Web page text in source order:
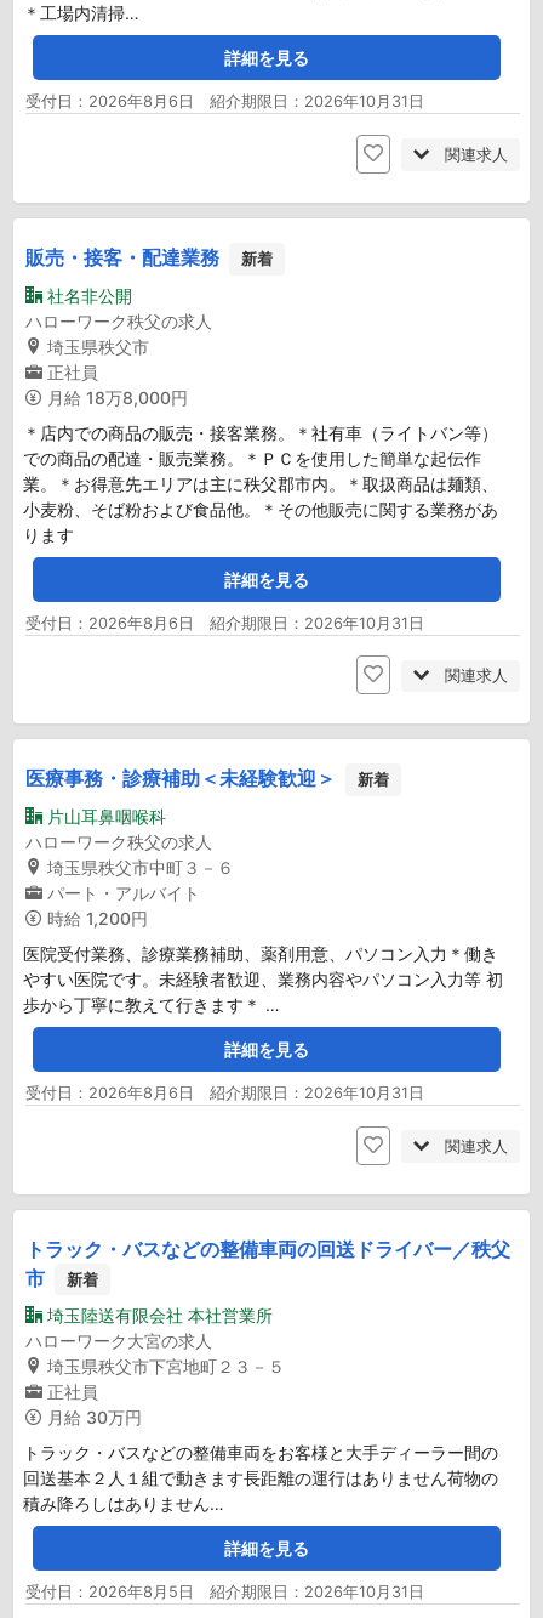
＊工場内清掃…
詳細を見る
受付日：2026年8月6日 紹介期限日：2026年10月31日
関連求人
販売・接客・配達業務 新着
社名非公開
ハローワーク秩父の求人
埼玉県秩父市
正社員
月給 18万8,000円
＊店内での商品の販売・接客業務。＊社有車（ライトバン等）
での商品の配達・販売業務。＊ＰＣを使用した簡単な起伝作
業。＊お得意先エリアは主に秩父郡市内。＊取扱商品は麺類、
小麦粉、そば粉および食品他。＊その他販売に関する業務があ
ります
詳細を見る
受付日：2026年8月6日 紹介期限日：2026年10月31日
関連求人
医療事務・診療補助＜未経験歓迎＞ 新着
片山耳鼻咽喉科
ハローワーク秩父の求人
埼玉県秩父市中町３－６
パート・アルバイト
時給 1,200円
医院受付業務、診療業務補助、薬剤用意、パソコン入力＊働き
やすい医院です。未経験者歓迎、業務内容やパソコン入力等 初
歩から丁寧に教えて行きます＊ …
詳細を見る
受付日：2026年8月6日 紹介期限日：2026年10月31日
関連求人
トラック・バスなどの整備車両の回送ドライバー／秩父
市
新着
埼玉陸送有限会社 本社営業所
ハローワーク大宮の求人
埼玉県秩父市下宮地町２３－５
正社員
月給 30万円
トラック・バスなどの整備車両をお客様と大手ディーラー間の
回送基本２人１組で動きます長距離の運行はありません荷物の
積み降ろしはありません…
詳細を見る
受付日：2026年8月5日 紹介期限日：2026年10月31日